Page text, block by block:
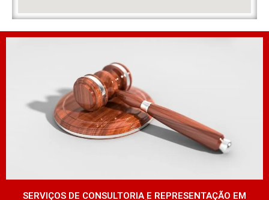
SERVIÇOS DE CONSULTORIA E REPRESENTAÇÃO EM